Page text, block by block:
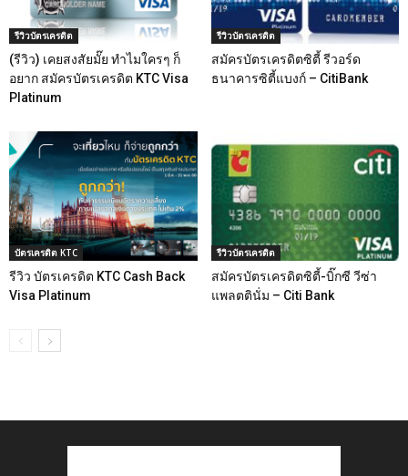
รีวิวบัตรเครดิต
(รีวิว) เคยสงสัยมั๊ย ทำไมใครๆ ก็
อยาก สมัครบัตรเครดิต KTC Visa
Platinum
รีวิวบัตรเครดิต
สมัครบัตรเครดิตซิตี้ รีวอร์ด
ธนาคารซิตี้แบงก์ – CitiBank
บัตรเครดิต KTC
รีวิว บัตรเครดิต KTC Cash Back
Visa Platinum
รีวิวบัตรเครดิต
สมัครบัตรเครดิตซิตี้-บิ๊กซี วีซ่า
แพลตตินั่ม – Citi Bank